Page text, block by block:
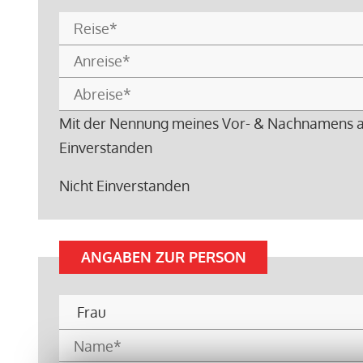
Mit der Nennung meines Vor- & Nachnamens
Einverstanden
Nicht Einverstanden
ANGABEN ZUR PERSON